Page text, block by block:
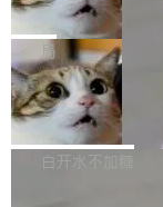
里日夜不停地"烧钱"
ding in silos"——各自
断从他嘴里说出来
全球最大的开源 AI
型。谁在开源赛道上
家居控制、家庭实验
aw 是 Shelley 的作
nt。他最近在博客上
简单：开发者工具必
由软件情怀，而是
技术判断。 两行
网最大规模开源
一条内测招募帖，
会变成一场开源
DeepSeek Harness
i）在 X 上发帖： 「
关开源项目的开发
ness 的内测，可以
局
商汤 SenseNova
开源
商汤科技宣布面向
型的预览版本
白开水不加糖